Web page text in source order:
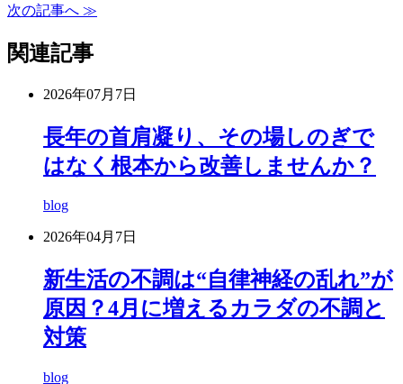
次の記事へ ≫
関連記事
2026年07月7日
長年の首肩凝り、その場しのぎで
はなく根本から改善しませんか？
blog
2026年04月7日
新生活の不調は“自律神経の乱れ”が
原因？4月に増えるカラダの不調と
対策
blog